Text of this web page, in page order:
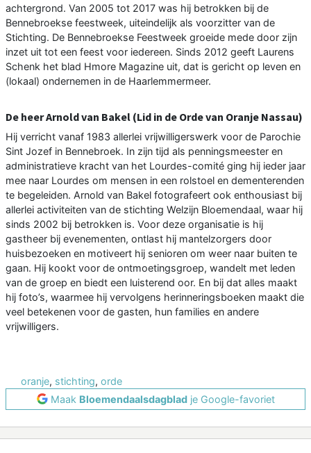
achtergrond. Van 2005 tot 2017 was hij betrokken bij de
Bennebroekse feestweek, uiteindelijk als voorzitter van de
Stichting. De Bennebroekse Feestweek groeide mede door zijn
inzet uit tot een feest voor iedereen. Sinds 2012 geeft Laurens
Schenk het blad Hmore Magazine uit, dat is gericht op leven en
(lokaal) ondernemen in de Haarlemmermeer.
De heer Arnold van Bakel (Lid in de Orde van Oranje Nassau)
Hij verricht vanaf 1983 allerlei vrijwilligerswerk voor de Parochie
Sint Jozef in Bennebroek. In zijn tijd als penningsmeester en
administratieve kracht van het Lourdes-comité ging hij ieder jaar
mee naar Lourdes om mensen in een rolstoel en dementerenden
te begeleiden. Arnold van Bakel fotografeert ook enthousiast bij
allerlei activiteiten van de stichting Welzijn Bloemendaal, waar hij
sinds 2002 bij betrokken is. Voor deze organisatie is hij
gastheer bij evenementen, ontlast hij mantelzorgers door
huisbezoeken en motiveert hij senioren om weer naar buiten te
gaan. Hij kookt voor de ontmoetingsgroep, wandelt met leden
van de groep en biedt een luisterend oor. En bij dat alles maakt
hij foto’s, waarmee hij vervolgens herinneringsboeken maakt die
veel betekenen voor de gasten, hun families en andere
vrijwilligers.
oranje, stichting, orde
Maak Bloemendaalsdagbladje Google-favoriet